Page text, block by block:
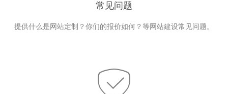
常见问题
提供什么是网站定制？你们的报价如何？等网站建设常见问题。